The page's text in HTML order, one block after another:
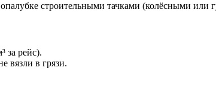
строительными тачками (колёсными или
за рейс).
вязли в грязи.